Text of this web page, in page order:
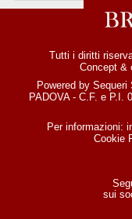
Tutti i diritti
Concept &
Powered by
PADOVA - C.F. e P.I.
Per informazioni:
Cookie
sui